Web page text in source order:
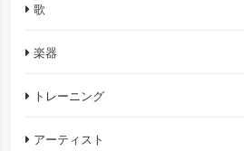
歌
楽器
トレーニング
アーティスト